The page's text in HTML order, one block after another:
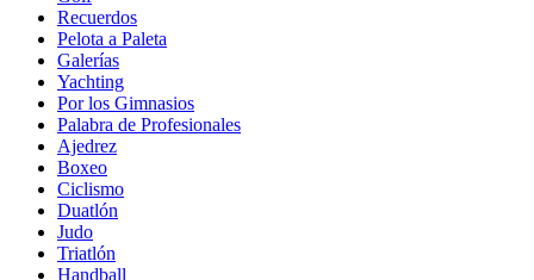
Recuerdos
Pelota a Paleta
Galerías
Yachting
Por los Gimnasios
Palabra de Profesionales
Ajedrez
Boxeo
Ciclismo
Duatlón
Judo
Triatlón
Handball